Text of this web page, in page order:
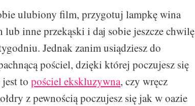
ulubiony film, przygotuj lampkę wina
inne przekąski i daj sobie jeszcze chwilę
Jednak zanim usiądziesz do
pościel, dzięki której poczujesz się
to pościel ekskluzywna, czy wręcz
z pewnością poczujesz się jak w oazie